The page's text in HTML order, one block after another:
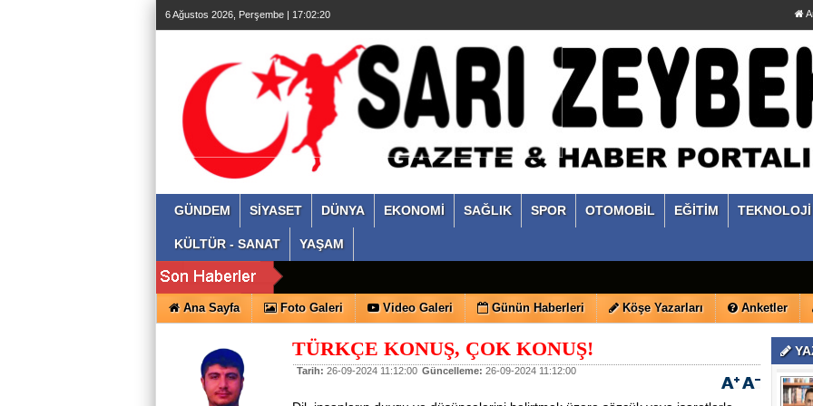
6 Ağustos 2026, Perşembe | 17:02:21
GÜNDEM SİYASET DÜNYA EKONOMİ SAĞLIK SPOR OTOMOBİL EĞİTİM TEKNOLOJİ
KÜLTÜR - SANAT YAŞAM
Ana Sayfa Foto Galeri Video Galeri Günün Haberleri Köşe Yazarları Anketler
TÜRKÇE KONUŞ, ÇOK KONUŞ!
Tarih: 26-09-2024 11:12:00 Güncelleme: 26-09-2024 11:12:00